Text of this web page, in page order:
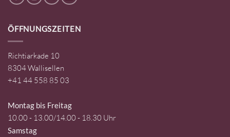
ÖFFNUNGSZEITEN
Richtiarkade 10
8304 Wallisellen
+41 44 558 85 03
Montag bis Freitag
10.00 - 13.00/14.00 - 18.30 Uhr
Samstag